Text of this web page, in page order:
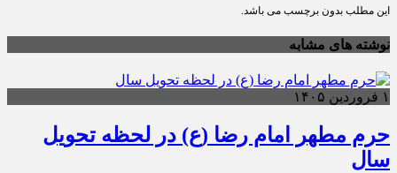
این مطلب بدون برچسب می باشد.
نوشته های مشابه
۱ فروردین ۱۴۰۵
حرم مطهر امام رضا (ع) در لحظه تحویل
سال